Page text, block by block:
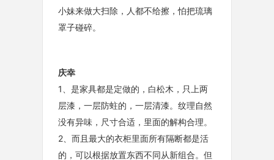
小妹来做大扫除，人都不给擦，怕把琉璃
罩子碰碎。
庆幸
1、是家具都是定做的，白松木，只上两
层漆，一层防蛀的，一层清漆。纹理自然
没有异味，尺寸合适，里面的解构合理。
2、而且最大的衣柜里面所有隔断都是活
的，可以根据放置东西不同从新组合。但